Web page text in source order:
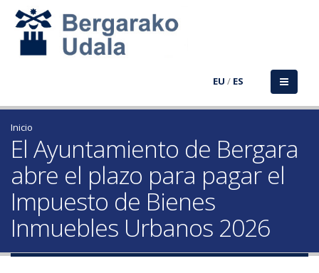
EU / ES
Inicio
El Ayuntamiento de Bergara
abre el plazo para pagar el
Impuesto de Bienes
Inmuebles Urbanos 2026